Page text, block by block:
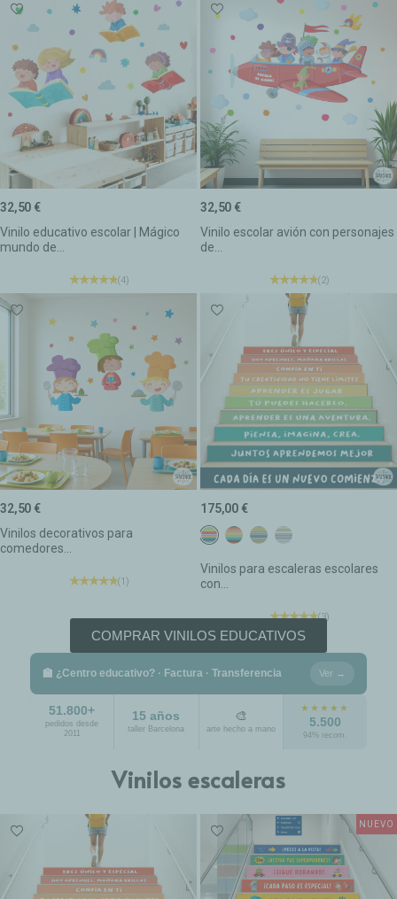
Vinilo educativo escolar | Mágico
mundo de...
32,50 €
(4)
Vinilo escolar avión con personajes
de...
32,50 €
(2)
Vinilos decorativos para
comedores...
32,50 €
(1)
Vinilos para escaleras escolares
con...
175,00 €
(3)
Colores Confeti
Colores Tierra
Colores Boho
Colores Calm
COMPRAR VINILOS EDUCATIVOS
🏫 ¿Centro educativo? · Factura · Transferencia Ver →
51.800+
pedidos desde
2011
15 años
taller Barcelona
🎨
arte hecho a mano
★★★★★
5.500
94% recom.
Vinilos escaleras
NUEVO